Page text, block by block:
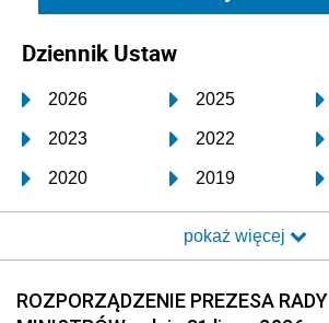
Dziennik Ustaw
2026 2025
2023 2022
2020 2019
2017 2016
2014 2013
2011 2010
pokaż więcej
ROZPORZĄDZENIE PREZESA RADY